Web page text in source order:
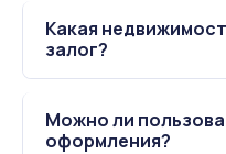
Какая
залог?
Можно ли
оформления?